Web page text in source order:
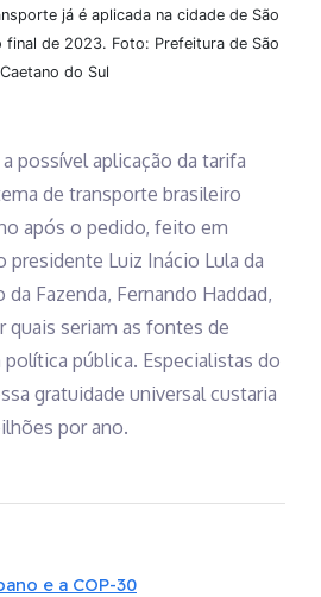
já é aplicada na cidade de São
final de 2023. Foto: Prefeitura de São
Caetano do Sul
possível aplicação da tarifa
de transporte brasileiro
após o pedido, feito em
presidente Luiz Inácio Lula da
Fazenda, Fernando Haddad,
quais seriam as fontes de
pública. Especialistas do
gratuidade universal custaria
por ano.
e a COP-30